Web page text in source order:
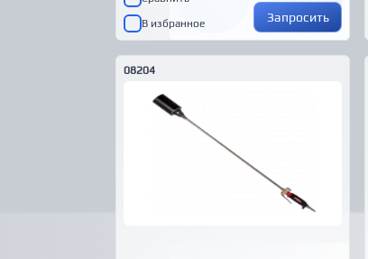
В избранное
Запросить
08204